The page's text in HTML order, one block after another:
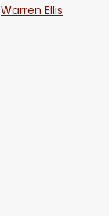
Warren Ellis